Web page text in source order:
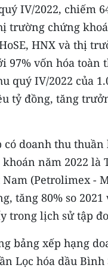
IV/2022, chiếm
trường chứng
HNX và thị
97% vốn hóa toàn
quý IV/2022 của
tỷ đồng, tăng
có doanh thu
năm 2022 là
(Petrolimex -
tăng 80% so
trong lịch sử tập
bảng xếp hạng
Lọc hóa dầu Bình